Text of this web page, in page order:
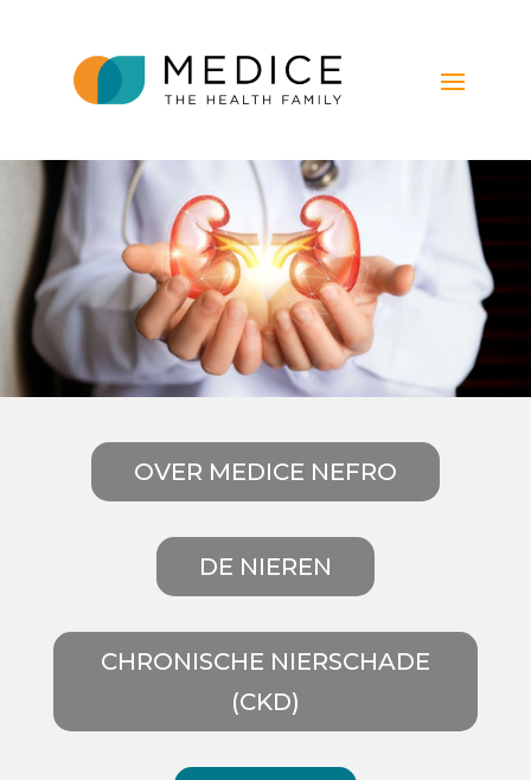
OVER MEDICE NEFRO
DE NIEREN
CHRONISCHE NIERSCHADE
(CKD)